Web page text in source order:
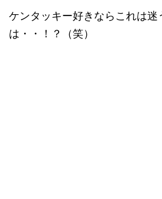
ケンタッキー好きならこれは迷
は・・！？（笑）